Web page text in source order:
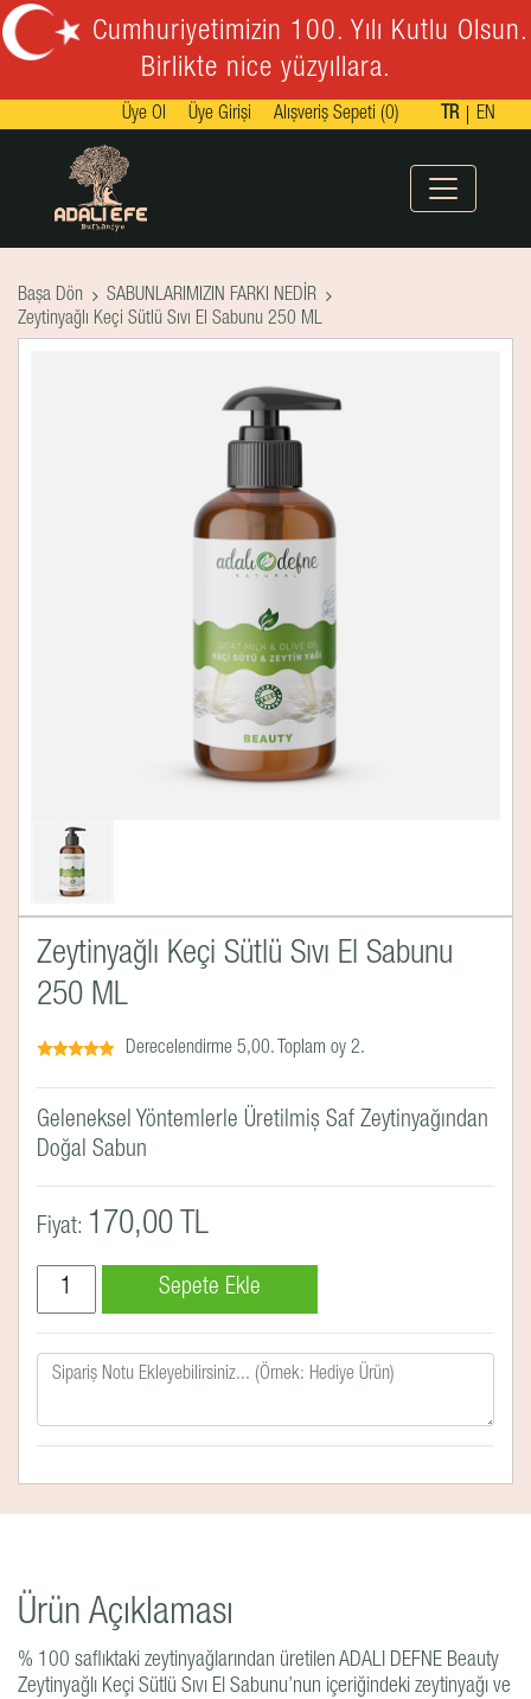
Cumhuriyetimizin 100. Yılı Kutlu Olsun.
Birlikte nice yüzyıllara.
Üye Ol Üye Girişi Alışveriş Sepeti (0) TR EN
Başa Dön
SABUNLARIMIZIN FARKI NEDİR
Zeytinyağlı Keçi Sütlü Sıvı El Sabunu 250 ML
Zeytinyağlı Keçi Sütlü Sıvı El Sabunu
250 ML
Derecelendirme 5,00. Toplam oy 2.
Geleneksel Yöntemlerle Üretilmiş Saf Zeytinyağından
Doğal Sabun
Fiyat: 170,00 TL
Ürün Açıklaması
% 100 saflıktaki zeytinyağlarından üretilen ADALI DEFNE Beauty
Zeytinyağlı Keçi Sütlü Sıvı El Sabunu’nun içeriğindeki zeytinyağı ve